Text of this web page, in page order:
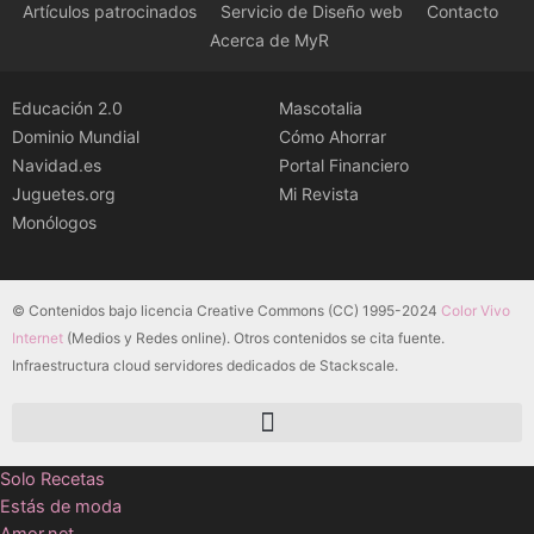
Artículos patrocinados Servicio de Diseño web
Contacto
Acerca de MyR
Educación 2.0
Dominio Mundial
Navidad.es
Juguetes.org
Monólogos
Mascotalia
Cómo Ahorrar
Portal Financiero
Mi Revista
© Contenidos bajo licencia Creative Commons (CC) 1995-2024 Color Vivo
Internet (Medios y Redes online). Otros contenidos se cita fuente.
Infraestructura cloud servidores dedicados de Stackscale.
Solo Recetas
Estás de moda